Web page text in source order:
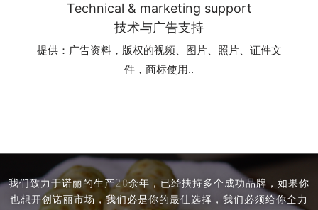
Technical & marketing support
技术与广告支持
提供：广告资料，版权的视频、图片、照片、证件文
件，商标使用..
我们致力于诺丽的生产20余年，已经扶持多个成功品牌，如果你
也想开创诺丽市场，我们必是你的最佳选择，我们必须给你全力